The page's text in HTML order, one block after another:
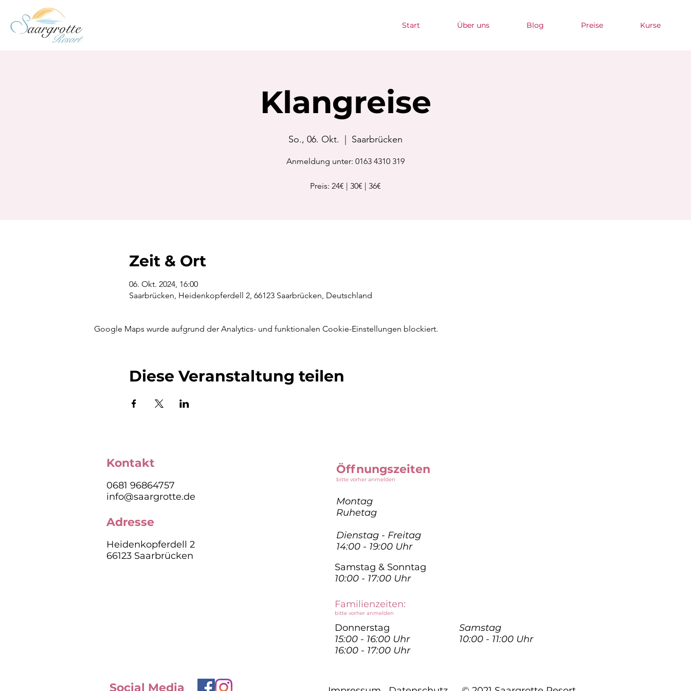
Start Über uns Blog Preise Kurse
Klangreise
So., 06. Okt. Saarbrücken
Anmeldung unter: 0163 4310 319
Preis: 24€ | 30€ | 36€
Zeit & Ort
06. Okt. 2024, 16:00
Saarbrücken, Heidenkopferdell 2, 66123 Saarbrücken, Deutschland
Google Maps wurde aufgrund der Analytics- und funktionalen Cookie-Einstellungen blockiert.
Diese Veranstaltung teilen
Kontakt
0681 96864757
info@saargrotte.de
Adresse
Heidenkopferdell 2
66123 Saarbrücken
Öffnungszeiten
bitte vorher anmelden
Montag
Ruhetag
Dienstag - Freitag
14:00 - 19:00 Uhr
Samstag & Sonntag
10:00 - 17:00 Uhr
Familienzeiten:
bitte vorher anmelden
Donnerstag
15:00 - 16:00 Uhr
16:00 - 17:00 Uhr
Samstag
10:00 - 11:00 Uhr
Social Media